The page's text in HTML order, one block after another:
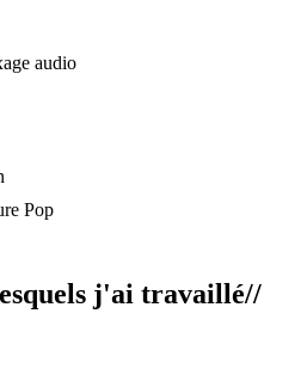
audio
Pop
j'ai travaillé//